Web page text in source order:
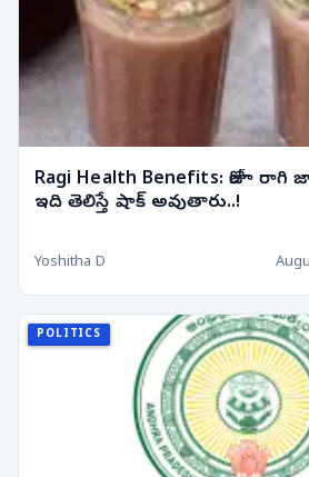
Ragi Health Benefits: రోజూ రాగి జావ తాగుతున్నారా..
ఇది తెలిస్తే షాక్ అవుతారు..!
Yoshitha D
POLITICS